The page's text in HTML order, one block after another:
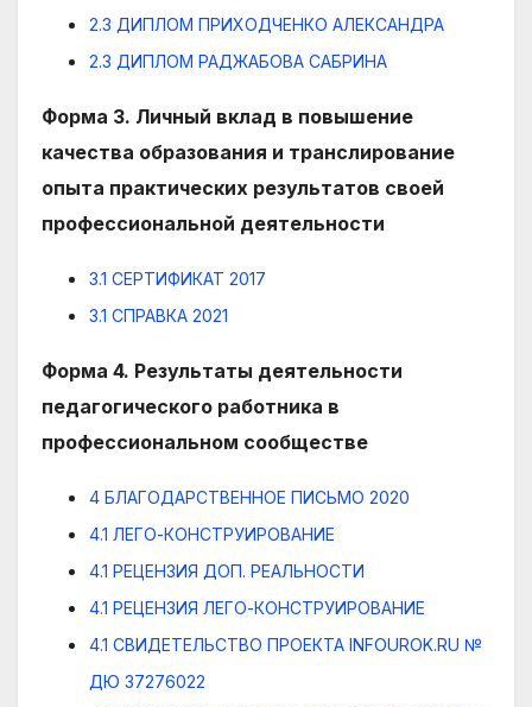
2.3 ДИПЛОМ ПРИХОДЧЕНКО АЛЕКСАНДРА
2.3 ДИПЛОМ РАДЖАБОВА САБРИНА
Форма 3. Личный вклад в повышение
качества образования и транслирование
опыта практических результатов своей
профессиональной деятельности
3.1 СЕРТИФИКАТ 2017
3.1 СПРАВКА 2021
Форма 4. Результаты деятельности
педагогического работника в
профессиональном сообществе
4 БЛАГОДАРСТВЕННОЕ ПИСЬМО 2020
4.1 ЛЕГО-КОНСТРУИРОВАНИЕ
4.1 РЕЦЕНЗИЯ ДОП. РЕАЛЬНОСТИ
4.1 РЕЦЕНЗИЯ ЛЕГО-КОНСТРУИРОВАНИЕ
4.1 СВИДЕТЕЛЬСТВО ПРОЕКТА INFOUROK.RU №
ДЮ 37276022